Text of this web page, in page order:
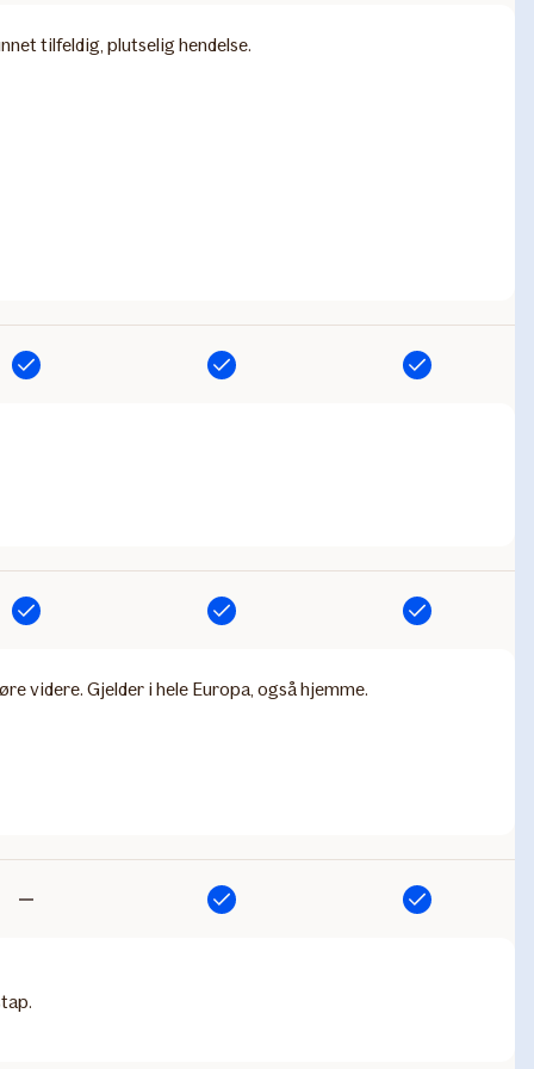
tilfeldig, plutselig hendelse.
Inkludert Inkludert Inkludert
Inkludert Inkludert Inkludert
videre. Gjelder i hele Europa, også hjemme.
Inkludert Inkludert